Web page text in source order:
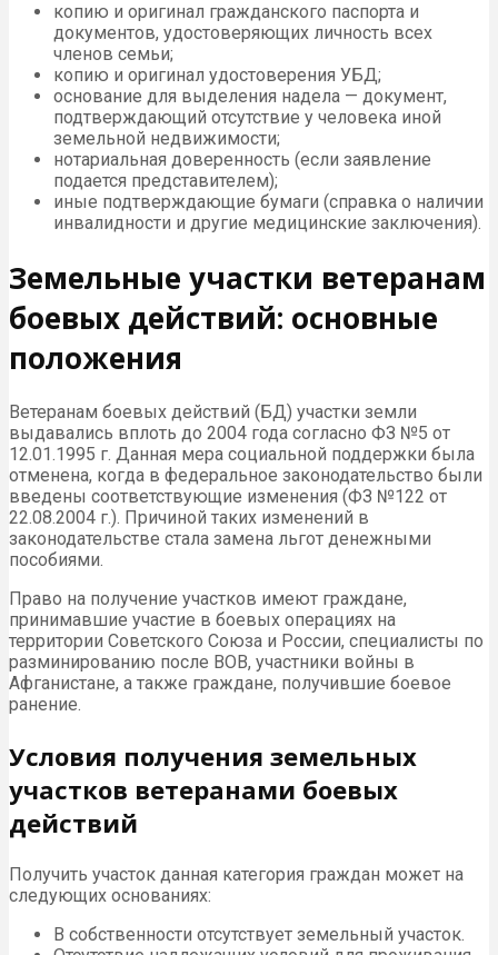
копию и оригинал гражданского паспорта и
документов, удостоверяющих личность всех
членов семьи;
копию и оригинал удостоверения УБД;
основание для выделения надела — документ,
подтверждающий отсутствие у человека иной
земельной недвижимости;
нотариальная доверенность (если заявление
подается представителем);
иные подтверждающие бумаги (справка о наличии
инвалидности и другие медицинские заключения).
Земельные участки ветеранам
боевых действий: основные
положения
Ветеранам боевых действий (БД) участки земли
выдавались вплоть до 2004 года согласно ФЗ №5 от
12.01.1995 г. Данная мера социальной поддержки была
отменена, когда в федеральное законодательство были
введены соответствующие изменения (ФЗ №122 от
22.08.2004 г.). Причиной таких изменений в
законодательстве стала замена льгот денежными
пособиями.
Право на получение участков имеют граждане,
принимавшие участие в боевых операциях на
территории Советского Союза и России, специалисты по
разминированию после ВОВ, участники войны в
Афганистане, а также граждане, получившие боевое
ранение.
Условия получения земельных
участков ветеранами боевых
действий
Получить участок данная категория граждан может на
следующих основаниях:
В собственности отсутствует земельный участок.